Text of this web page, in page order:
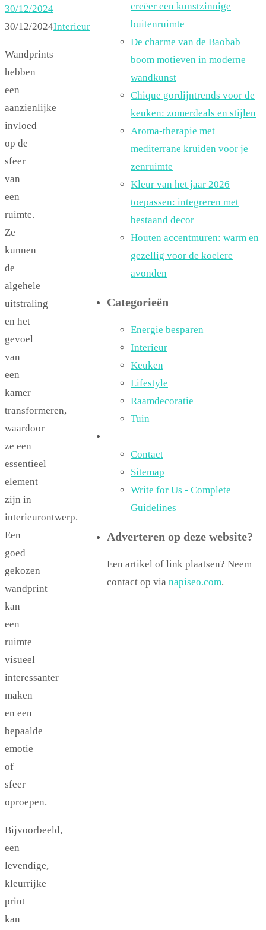
30/12/2024
30/12/2024Interieur
Wandprints
hebben
een
aanzienlijke
invloed
op de
sfeer
van
een
ruimte.
Ze
kunnen
de
algehele
uitstraling
en het
gevoel
van
een
kamer
transformeren,
waardoor
ze een
essentieel
element
zijn in
interieurontwerp.
Een
goed
gekozen
wandprint
kan
een
ruimte
visueel
interessanter
maken
en een
bepaalde
emotie
of
sfeer
oproepen.
Bijvoorbeeld,
een
levendige,
kleurrijke
print
kan
creëer een kunstzinnige
buitenruimte
De charme van de Baobab
boom motieven in moderne
wandkunst
Chique gordijntrends voor de
keuken: zomerdeals en stijlen
Aroma-therapie met
mediterrane kruiden voor je
zenruimte
Kleur van het jaar 2026
toepassen: integreren met
bestaand decor
Houten accentmuren: warm en
gezellig voor de koelere
avonden
Categorieën
Energie besparen
Interieur
Keuken
Lifestyle
Raamdecoratie
Tuin
Contact
Sitemap
Write for Us - Complete
Guidelines
Adverteren op deze website?
Een artikel of link plaatsen? Neem
contact op via napiseo.com.